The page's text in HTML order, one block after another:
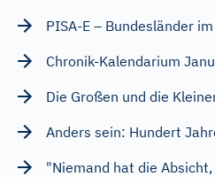
PISA-E – Bundesländer
Chronik-Kalendarium
Die Großen und die
Anders sein: Hundert
"Niemand hat die